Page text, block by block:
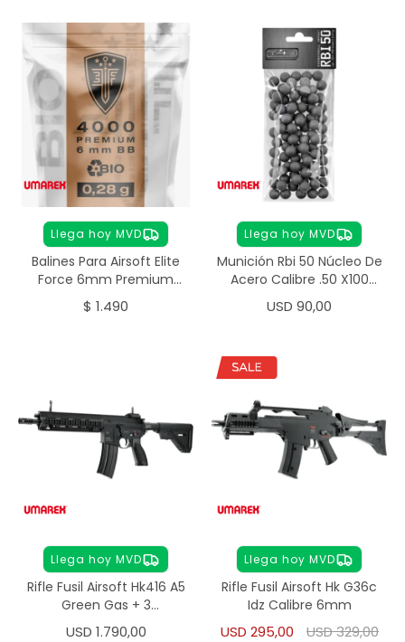
Llega hoy MVD
Balines Para Airsoft Elite
Force 6mm Premium
0,28g
$ 1.490
Llega hoy MVD
Munición Rbi 50 Núcleo De
Acero Calibre .50 X100
Unidades
USD 90,00
Llega hoy MVD
Rifle Fusil Airsoft Hk416 A5
Green Gas + 3
Cargadores
USD 1.790,00
Llega hoy MVD
Rifle Fusil Airsoft Hk G36c
Idz Calibre 6mm
USD 295,00 USD329,00